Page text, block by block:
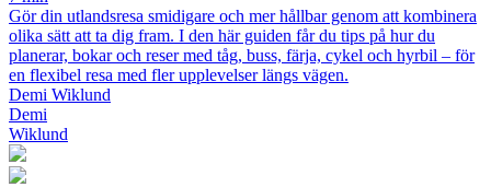
Gör din utlandsresa smidigare och mer hållbar genom att kombinera
olika sätt att ta dig fram. I den här guiden får du tips på hur du
planerar, bokar och reser med tåg, buss, färja, cykel och hyrbil – för
en flexibel resa med fler upplevelser längs vägen.
Demi Wiklund
Demi
Wiklund